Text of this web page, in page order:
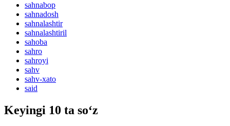
sahnabop
sahnadosh
sahnalashtir
sahnalashtiril
sahoba
sahro
sahroyi
sahv
sahv-xato
said
Keyingi 10 ta so‘z